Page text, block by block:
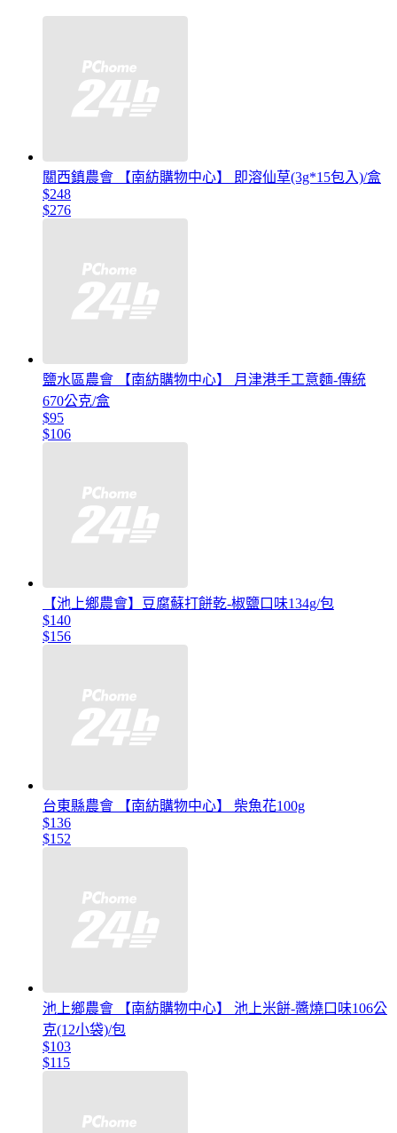
關西鎮農會 【南紡購物中心】 即溶仙草(3g*15包入)/盒
$248
$276
鹽水區農會 【南紡購物中心】 月津港手工意麵-傳統
670公克/盒
$95
$106
【池上鄉農會】豆腐蘇打餅乾-椒鹽口味134g/包
$140
$156
台東縣農會 【南紡購物中心】 柴魚花100g
$136
$152
池上鄉農會 【南紡購物中心】 池上米餅-醬燒口味106公
克(12小袋)/包
$103
$115